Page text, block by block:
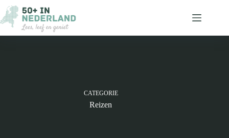
naar
de
inhoud
CATEGORIE
Reizen